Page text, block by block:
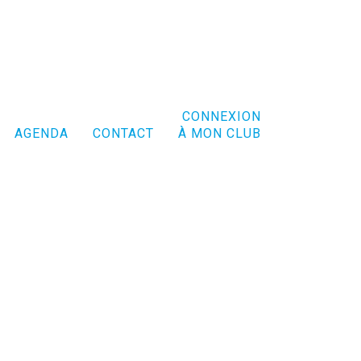
AGENDA CONTACT
CONNEXION
À MON CLUB